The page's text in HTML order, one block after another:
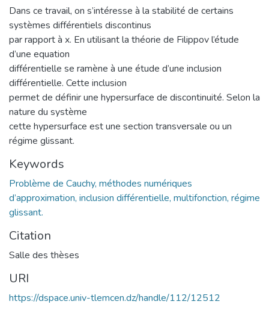
Dans ce travail, on s’intéresse à la stabilité de certains
systèmes différentiels discontinus
par rapport à x. En utilisant la théorie de Filippov l’étude
d’une equation
différentielle se ramène à une étude d’une inclusion
différentielle. Cette inclusion
permet de définir une hypersurface de discontinuité. Selon la
nature du système
cette hypersurface est une section transversale ou un
régime glissant.
Keywords
Problème de Cauchy, méthodes numériques
d’approximation, inclusion différentielle, multifonction, régime
glissant.
Citation
Salle des thèses
URI
https://dspace.univ-tlemcen.dz/handle/112/12512